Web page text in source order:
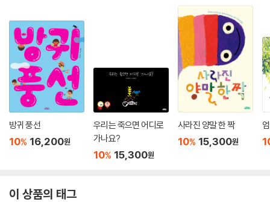
방귀 풍선
10% 16,200원
우리는 죽으면 어디로
가나요?
10% 15,300원
사라진 양말 한 짝
10% 15,300원
이 상품의 태그